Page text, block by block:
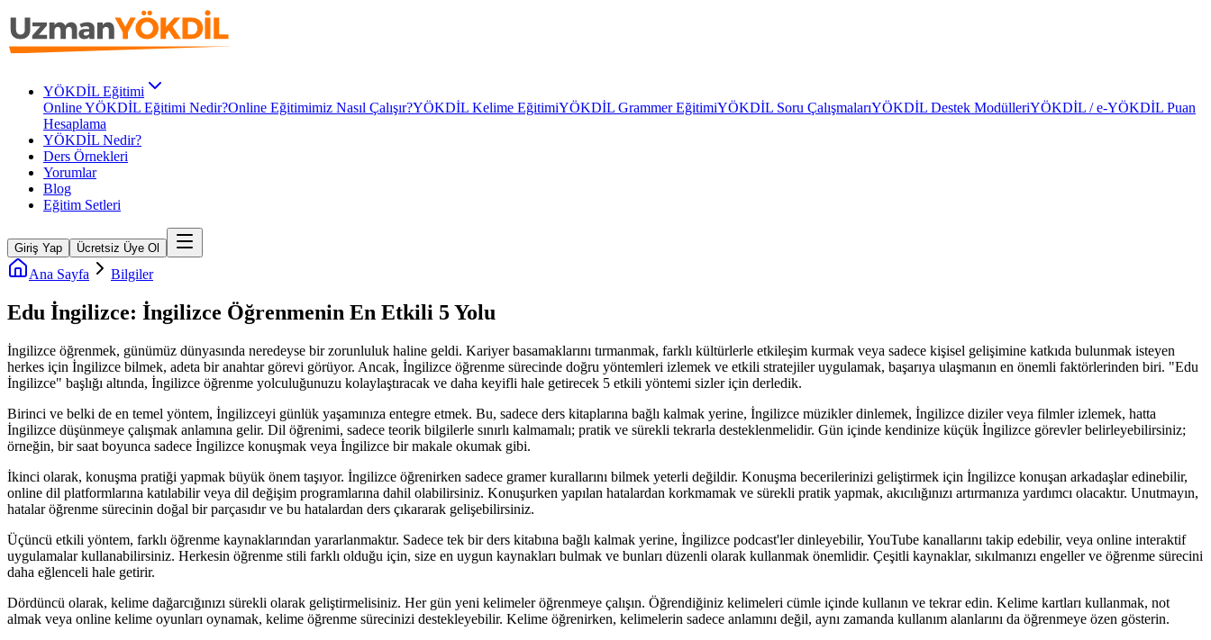
YÖKDİL Eğitimi
Online YÖKDİL Eğitimi Nedir?Online Eğitimimiz Nasıl Çalışır?YÖKDİL Kelime EğitimiYÖKDİL Grammer EğitimiYÖKDİL Soru ÇalışmalarıYÖKDİL Destek ModülleriYÖKDİL / e-YÖKDİL Puan
Hesaplama
YÖKDİL Nedir?
Ders Örnekleri
Yorumlar
Blog
Eğitim Setleri
Giriş Yap Ücretsiz Üye Ol
Ana Sayfa Bilgiler
Edu İngilizce: İngilizce Öğrenmenin En Etkili 5 Yolu
İngilizce öğrenmek, günümüz dünyasında neredeyse bir zorunluluk haline geldi. Kariyer basamaklarını tırmanmak, farklı kültürlerle etkileşim kurmak veya sadece kişisel gelişimine katkıda bulunmak isteyen
herkes için İngilizce bilmek, adeta bir anahtar görevi görüyor. Ancak, İngilizce öğrenme sürecinde doğru yöntemleri izlemek ve etkili stratejiler uygulamak, başarıya ulaşmanın en önemli faktörlerinden biri. "Edu
İngilizce" başlığı altında, İngilizce öğrenme yolculuğunuzu kolaylaştıracak ve daha keyifli hale getirecek 5 etkili yöntemi sizler için derledik.
Birinci ve belki de en temel yöntem, İngilizceyi günlük yaşamınıza entegre etmek. Bu, sadece ders kitaplarına bağlı kalmak yerine, İngilizce müzikler dinlemek, İngilizce diziler veya filmler izlemek, hatta
İngilizce düşünmeye çalışmak anlamına gelir. Dil öğrenimi, sadece teorik bilgilerle sınırlı kalmamalı; pratik ve sürekli tekrarla desteklenmelidir. Gün içinde kendinize küçük İngilizce görevler belirleyebilirsiniz;
örneğin, bir saat boyunca sadece İngilizce konuşmak veya İngilizce bir makale okumak gibi.
İkinci olarak, konuşma pratiği yapmak büyük önem taşıyor. İngilizce öğrenirken sadece gramer kurallarını bilmek yeterli değildir. Konuşma becerilerinizi geliştirmek için İngilizce konuşan arkadaşlar edinebilir,
online dil platformlarına katılabilir veya dil değişim programlarına dahil olabilirsiniz. Konuşurken yapılan hatalardan korkmamak ve sürekli pratik yapmak, akıcılığınızı artırmanıza yardımcı olacaktır. Unutmayın,
hatalar öğrenme sürecinin doğal bir parçasıdır ve bu hatalardan ders çıkararak gelişebilirsiniz.
Üçüncü etkili yöntem, farklı öğrenme kaynaklarından yararlanmaktır. Sadece tek bir ders kitabına bağlı kalmak yerine, İngilizce podcast'ler dinleyebilir, YouTube kanallarını takip edebilir, veya online interaktif
uygulamalar kullanabilirsiniz. Herkesin öğrenme stili farklı olduğu için, size en uygun kaynakları bulmak ve bunları düzenli olarak kullanmak önemlidir. Çeşitli kaynaklar, sıkılmanızı engeller ve öğrenme sürecini
daha eğlenceli hale getirir.
Dördüncü olarak, kelime dağarcığınızı sürekli olarak geliştirmelisiniz. Her gün yeni kelimeler öğrenmeye çalışın. Öğrendiğiniz kelimeleri cümle içinde kullanın ve tekrar edin. Kelime kartları kullanmak, not
almak veya online kelime oyunları oynamak, kelime öğrenme sürecinizi destekleyebilir. Kelime öğrenirken, kelimelerin sadece anlamını değil, aynı zamanda kullanım alanlarını da öğrenmeye özen gösterin.